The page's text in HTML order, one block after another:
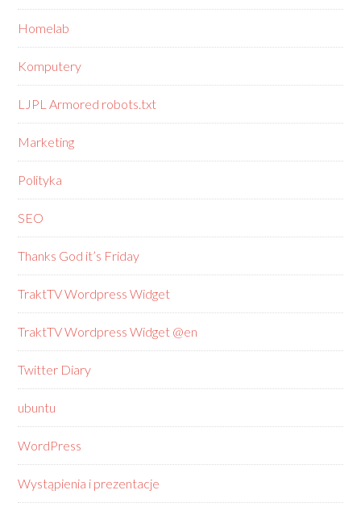
Homelab
Komputery
LJPL Armored robots.txt
Marketing
Polityka
SEO
Thanks God it’s Friday
TraktTV Wordpress Widget
TraktTV Wordpress Widget @en
Twitter Diary
ubuntu
WordPress
Wystąpienia i prezentacje